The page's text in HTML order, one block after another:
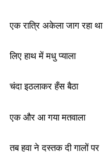
एक रात्रि अकेला जाग रहा था
लिए हाथ में मधु प्याला
चंदा इठलाकर हँस बैठा
एक और आ गया मतवाला
तब हवा ने दस्तक दी गालों पर